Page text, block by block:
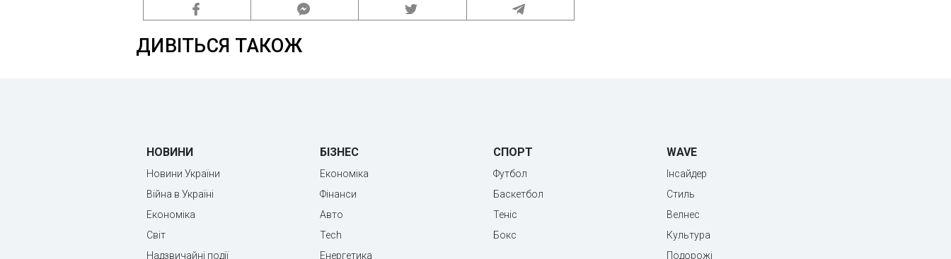
ДИВІТЬСЯ ТАКОЖ
НОВИНИ
Новини України
Війна в Україні
Економіка
Світ
Надзвичайні події
БІЗНЕС
Економіка
Фінанси
Авто
Tech
Енергетика
СПОРТ
Футбол
Баскетбол
Теніс
Бокс
WAVE
Інсайдер
Стиль
Велнес
Культура
Подорожі